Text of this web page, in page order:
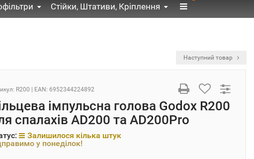
Стійки, Штативи, Кріплення
Наступний товар
R200 | EAN: 6952344224892
імпульсна голова Godox R200
спалахів AD200 та AD200Pro
Залишилося кілька штук
у понеділок!